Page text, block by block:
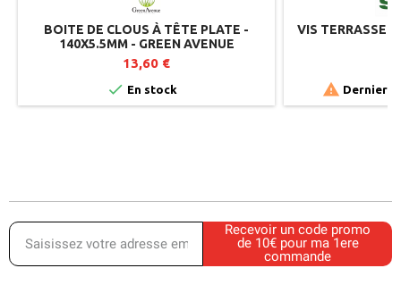
BOITE DE CLOUS À TÊTE PLATE -
140X5.5MM - GREEN AVENUE
13,60 €
 En stock
VIS TERRASSE
 Derniers
Recevoir un code promo
de 10€ pour ma 1ere
commande